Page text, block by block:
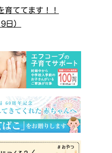
育ててます！！
日）